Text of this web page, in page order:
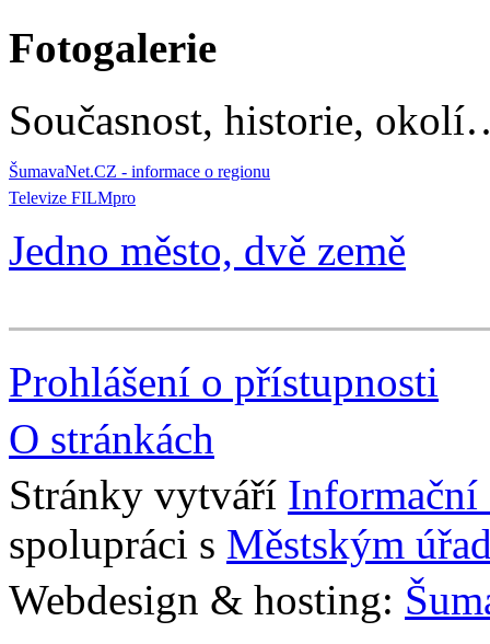
Fotogalerie
Současnost, historie,
ŠumavaNet.CZ - informace o regionu
Televize FILMpro
Jedno město, dvě země
Prohlášení o přístupnosti
O stránkách
Stránky vytváří Informační
spolupráci s Městským
Webdesign & hosting: